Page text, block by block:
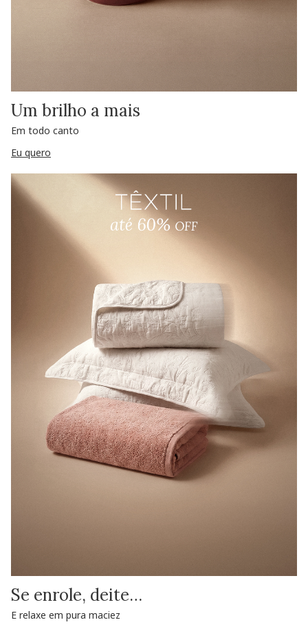
Um brilho a mais
Em todo canto
Eu quero
Se enrole, deite…
E relaxe em pura maciez